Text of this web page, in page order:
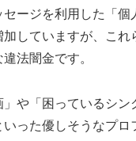
セージを利用した「個
加していますが、これ
法闇金です。
」や「困っているシ
いった優しそうなプロ